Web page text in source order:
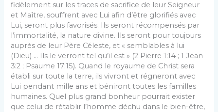
fidèlement sur les traces de sacrifice de leur Seigneur
et Maître, souffrent avec Lui afin d’être glorifiés avec
Lui, seront plus favorisés. Ils seront récompensés par
l’immortalité, la nature divine. Ils seront pour toujours
auprès de leur Père Céleste, et « semblables à lui
(Dieu) … Ils le verront tel qu’il est » (2 Pierre 1:14 ; 1 Jean
3:2 ; Psaume 17:15). Quand le royaume de Christ sera
établi sur toute la terre, ils vivront et régneront avec
Lui pendant mille ans et béniront toutes les familles
humaines. Quel plus grand bonheur pourrait exister
que celui de rétablir l’homme déchu dans le bien-être,